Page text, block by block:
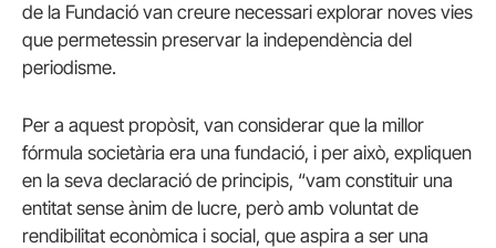
de la Fundació van creure necessari explorar noves vies
que permetessin preservar la independència del
periodisme.
Per a aquest propòsit, van considerar que la millor
fórmula societària era una fundació, i per això, expliquen
en la seva declaració de principis, “vam constituir una
entitat sense ànim de lucre, però amb voluntat de
rendibilitat econòmica i social, que aspira a ser una